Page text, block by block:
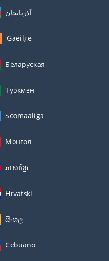
آذربايجان
Gaeilge
Беларуская
Туркмен
Soomaaliga
Монгол
ភាសាខ្មែរ
Hrvatski
සිංහල
Cebuano